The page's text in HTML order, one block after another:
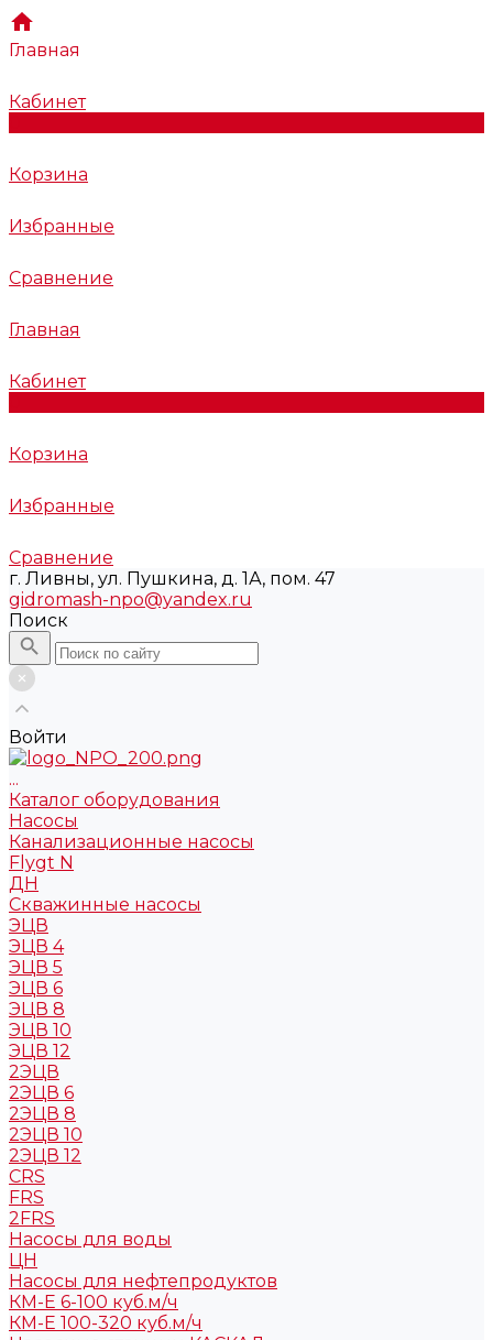
Главная
Кабинет
Корзина
Избранные
Сравнение
Главная
Кабинет
Корзина
Избранные
Сравнение
г. Ливны, ул. Пушкина, д. 1А, пом. 47
gidromash-npo@yandex.ru
Поиск
Войти
...
Каталог оборудования
Насосы
Канализационные насосы
Flygt N
ДН
Скважинные насосы
ЭЦВ
ЭЦВ 4
ЭЦВ 5
ЭЦВ 6
ЭЦВ 8
ЭЦВ 10
ЭЦВ 12
2ЭЦВ
2ЭЦВ 6
2ЭЦВ 8
2ЭЦВ 10
2ЭЦВ 12
CRS
FRS
2FRS
Насосы для воды
ЦН
Насосы для нефтепродуктов
КМ-Е 6-100 куб.м/ч
КМ-Е 100-320 куб.м/ч